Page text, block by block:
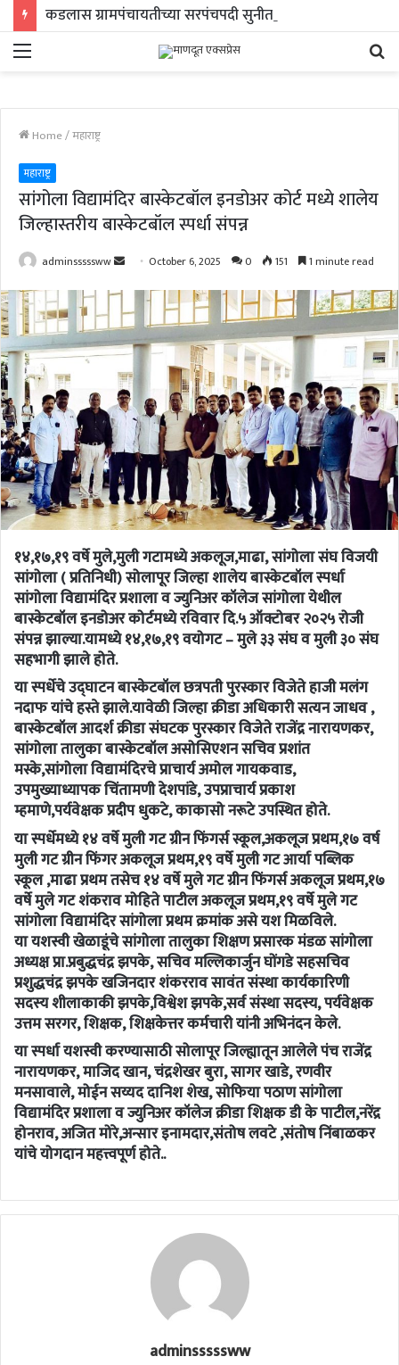
Menu
Home/महाराष्ट्र
महाराष्ट्र
सांगोला विद्यामंदिर बास्केटबॉल इनडोअर कोर्ट मध्ये शालेय
जिल्हास्तरीय बास्केटबॉल स्पर्धा संपन्न
adminsssssww
Send
email
October 6, 2025 0 151 1 minute read
१४,१७,१९ वर्षे मुले,मुली गटामध्ये अकलूज,माढा, सांगोला संघ विजयी
सांगोला ( प्रतिनिधी) सोलापूर जिल्हा शालेय बास्केटबॉल स्पर्धा
सांगोला विद्यामंदिर प्रशाला व ज्युनिअर कॉलेज सांगोला येथील
बास्केटबॉल इनडोअर कोर्टमध्ये रविवार दि.५ ऑक्टोबर २०२५ रोजी
संपन्न झाल्या.यामध्ये १४,१७,१९ वयोगट – मुले ३३ संघ व मुली ३० संघ
सहभागी झाले होते.
या स्पर्धेचे उद्घाटन बास्केटबॉल छत्रपती पुरस्कार विजेते हाजी मलंग
नदाफ यांचे हस्ते झाले.यावेळी जिल्हा क्रीडा अधिकारी सत्यन जाधव ,
बास्केटबॉल आदर्श क्रीडा संघटक पुरस्कार विजेते राजेंद्र नारायणकर,
सांगोला तालुका बास्केटबॉल असोसिएशन सचिव प्रशांत
मस्के,सांगोला विद्यामंदिरचे प्राचार्य अमोल गायकवाड,
उपमुख्याध्यापक चिंतामणी देशपांडे, उपप्राचार्य प्रकाश
म्हमाणे,पर्यवेक्षक प्रदीप धुकटे, काकासो नरूटे उपस्थित होते.
या स्पर्धेमध्ये १४ वर्षे मुली गट ग्रीन फिंगर्स स्कूल,अकलूज प्रथम,१७ वर्ष
मुली गट ग्रीन फिंगर अकलूज प्रथम,१९ वर्षे मुली गट आर्या पब्लिक
स्कूल ,माढा प्रथम तसेच १४ वर्षे मुले गट ग्रीन फिंगर्स अकलूज प्रथम,१७
वर्षे मुले गट शंकराव मोहिते पाटील अकलूज प्रथम,१९ वर्षे मुले गट
सांगोला विद्यामंदिर सांगोला प्रथम क्रमांक असे यश मिळविले.
या यशस्वी खेळाडूंचे सांगोला तालुका शिक्षण प्रसारक मंडळ सांगोला
अध्यक्ष प्रा.प्रबुद्धचंद्र झपके, सचिव मल्लिकार्जुन घोंगडे सहसचिव
प्रशुद्धचंद्र झपके खजिनदार शंकरराव सावंत संस्था कार्यकारिणी
सदस्य शीलाकाकी झपके,विश्वेश झपके,सर्व संस्था सदस्य, पर्यवेक्षक
उत्तम सरगर, शिक्षक, शिक्षकेत्तर कर्मचारी यांनी अभिनंदन केले.
या स्पर्धा यशस्वी करण्यासाठी सोलापूर जिल्ह्यातून आलेले पंच राजेंद्र
नारायणकर, माजिद खान, चंद्रशेखर बुरा, सागर खाडे, रणवीर
मनसावाले, मोईन सय्यद दानिश शेख, सोफिया पठाण सांगोला
विद्यामंदिर प्रशाला व ज्युनिअर कॉलेज क्रीडा शिक्षक डी के पाटील,नरेंद्र
होनराव, अजित मोरे,अन्सार इनामदार,संतोष लवटे ,संतोष निंबाळकर
यांचे योगदान महत्त्वपूर्ण होते..
adminsssssww